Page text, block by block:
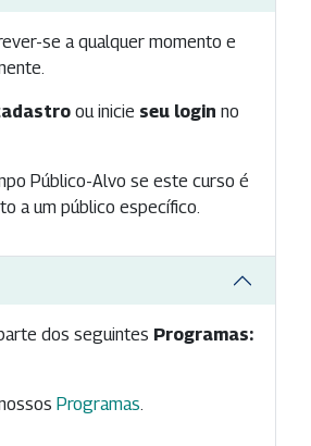
se a qualquer momento e
ou inicie seu login no
Público-Alvo se este curso é
a um público específico.
dos seguintes Programas:
Programas